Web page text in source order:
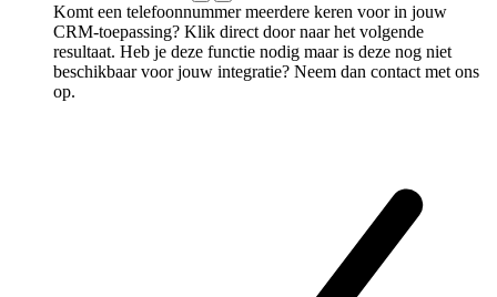
Komt een telefoonnummer meerdere keren voor in jouw
CRM-toepassing? Klik direct door naar het volgende
resultaat. Heb je deze functie nodig maar is deze nog niet
beschikbaar voor jouw integratie? Neem dan contact met ons
op.